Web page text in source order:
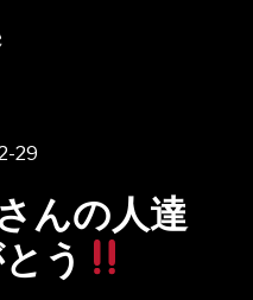
29
んの人達
う